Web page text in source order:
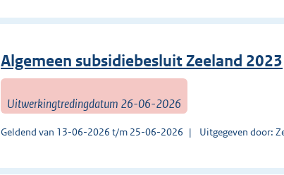
Algemeen subsidiebesluit Zeeland 2023
Uitwerkingtredingdatum 26-06-2026
Geldend van 13-06-2026 t/m 25-06-2026 Uitgegeven door: